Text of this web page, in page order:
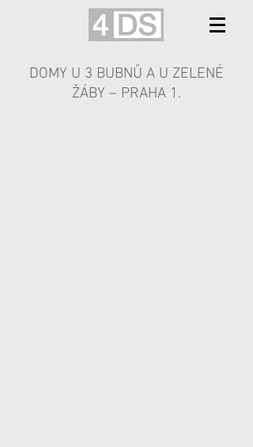
DOMY U 3 BUBNŮ A U ZELENÉ
ŽÁBY – PRAHA 1.